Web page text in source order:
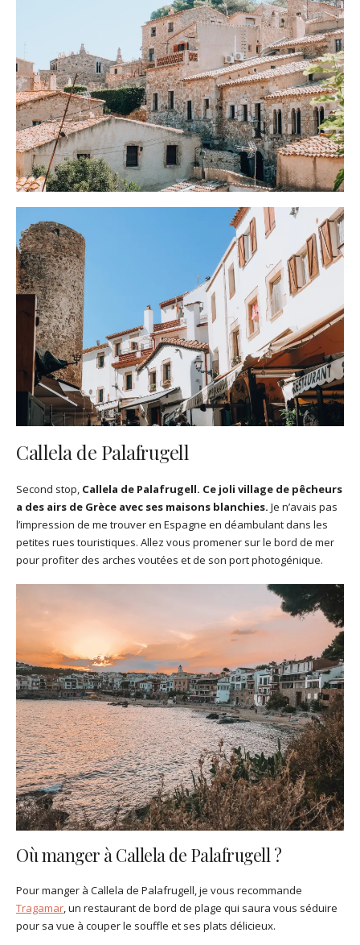
Callela de Palafrugell
Second stop, Callela de Palafrugell. Ce joli village de pêcheurs
a des airs de Grèce avec ses maisons blanchies. Je n’avais pas
l’impression de me trouver en Espagne en déambulant dans les
petites rues touristiques. Allez vous promener sur le bord de mer
pour profiter des arches voutées et de son port photogénique.
Où manger à Callela de Palafrugell ?
Pour manger à Callela de Palafrugell, je vous recommande
Tragamar, un restaurant de bord de plage qui saura vous séduire
pour sa vue à couper le souffle et ses plats délicieux.